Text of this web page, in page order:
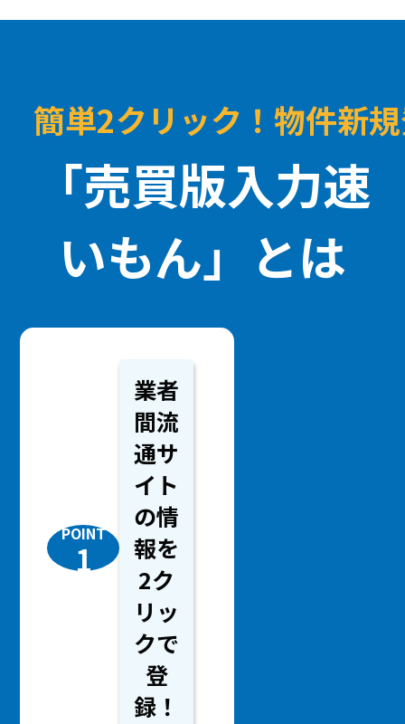
簡単2クリック！物件新
「売買版入力速
いもん」とは
POINT
1
業者
間流
通サ
イト
の情
報を
2ク
リッ
クで
登
録！